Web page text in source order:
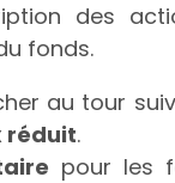
des
fonds.
au tour
réduit.
pour les